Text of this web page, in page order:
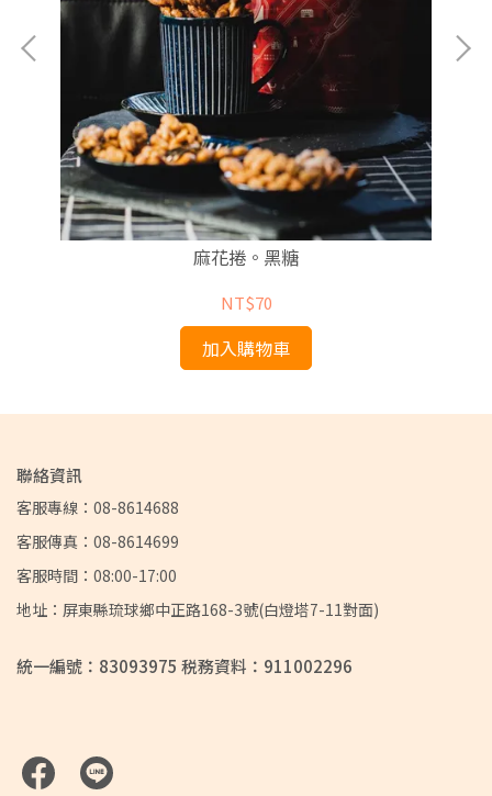
麻花捲。黑糖
NT$70
加入購物車
聯絡資訊
客服專線：08-8614688
客服傳真：08-8614699
客服時間：08:00-17:00
地址：屏東縣琉球鄉中正路168-3號(白燈塔7-11對面)
統一編號：83093975 税務資料：911002296